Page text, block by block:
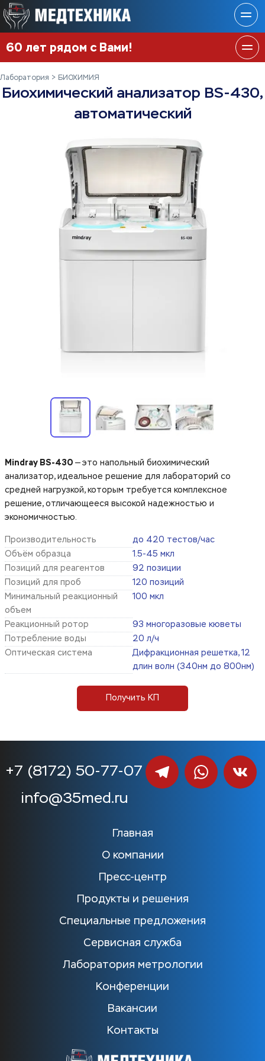
60 лет рядом с Вами!
Лаборатория БИОХИМИЯ
Биохимический анализатор BS-430,
автоматический
Mindray BS-430 — это напольный биохимический
анализатор, идеальное решение для лабораторий со
средней нагрузкой, которым требуется комплексное
решение, отличающееся высокой надежностью и
экономичностью.
Производительность
до 420 тестов/час
Объём образца
1.5-45 мкл
Позиций для реагентов
92 позиции
Позиций для проб
120 позиций
Минимальный реакционный
объем
100 мкл
Реакционный ротор
93 многоразовые кюветы
Потребление воды
20 л/ч
Оптическая система
Дифракционная решетка, 12
длин волн (340нм до 800нм)
Получить КП
Главная
О компании
Пресс-центр
Продукты и решения
Специальные предложения
Сервисная служба
Лаборатория метрологии
Конференции
Вакансии
Контакты
+7 (8172) 50-77-07
info@35med.ru